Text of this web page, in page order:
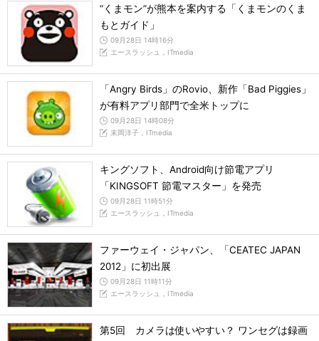
“くまモン”が熊本を案内する「くまモンのくま
もとガイド」
09月28日 14時16分
エースラッシュ，ITmedia
「Angry Birds」のRovio、新作「Bad Piggies」
が有料アプリ部門で全米トップに
09月28日 14時08分
末岡洋子，ITmedia
キングソフト、Android向け節電アプリ
「KINGSOFT 節電マスター」を発売
09月28日 11時51分
エースラッシュ，ITmedia
ファーウェイ・ジャパン、「CEATEC JAPAN
2012」に初出展
09月28日 11時11分
エースラッシュ，ITmedia
第5回 カメラは使いやすい？ ワンセグは録画